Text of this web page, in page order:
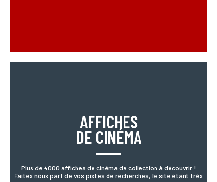
AFFICHES
DE CINÉMA
Plus de 4000 affiches de cinéma de collection à découvrir !
Faites nous part de vos pistes de recherches, le site étant très